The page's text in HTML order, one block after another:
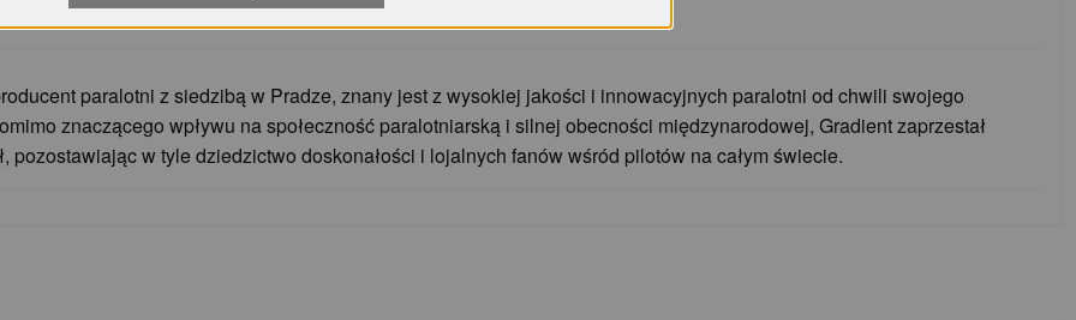
paralotni z siedzibą w Pradze, znany jest z wysokiej jakości i innowacyjnych paralotni od chwili swojego
znaczącego wpływu na społeczność paralotniarską i silnej obecności międzynarodowej, Gradient zaprzestał
pozostawiając w tyle dziedzictwo doskonałości i lojalnych fanów wśród pilotów na całym świecie.